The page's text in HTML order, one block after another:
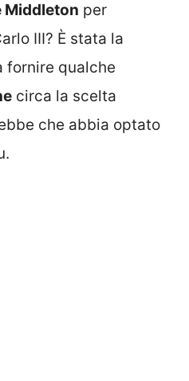
Middleton per
III? È stata la
fornire qualche
circa la scelta
che abbia optato